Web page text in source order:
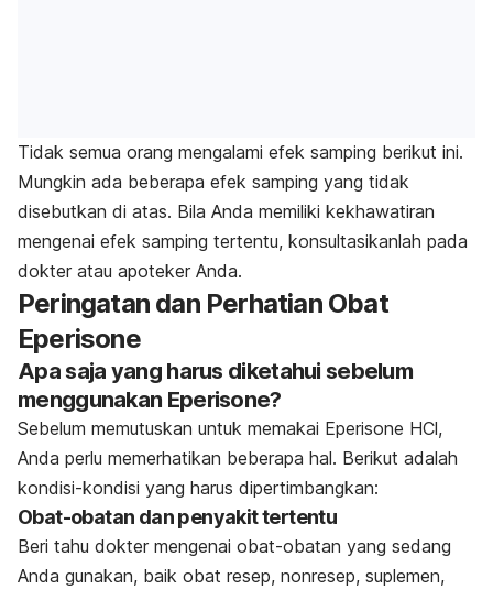
Tidak semua orang mengalami efek samping berikut ini.
Mungkin ada beberapa efek samping yang tidak
disebutkan di atas. Bila Anda memiliki kekhawatiran
mengenai efek samping tertentu, konsultasikanlah pada
dokter atau apoteker Anda.
Peringatan dan Perhatian Obat
Eperisone
Apa saja yang harus diketahui sebelum
menggunakan Eperisone?
Sebelum memutuskan untuk memakai Eperisone HCl,
Anda perlu memerhatikan beberapa hal. Berikut adalah
kondisi-kondisi yang harus dipertimbangkan:
Obat-obatan dan penyakit tertentu
Beri tahu dokter mengenai obat-obatan yang sedang
Anda gunakan, baik obat resep, nonresep, suplemen,